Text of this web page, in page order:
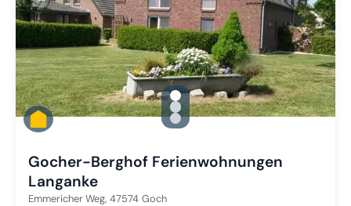
gallery.slide_selector
Zu Slide 1 wechseln
Zu Slide 2 wechseln
Zu Slide 3 wechseln
Gocher-Berghof Ferienwohnungen
Langanke
Emmericher Weg, 47574 Goch